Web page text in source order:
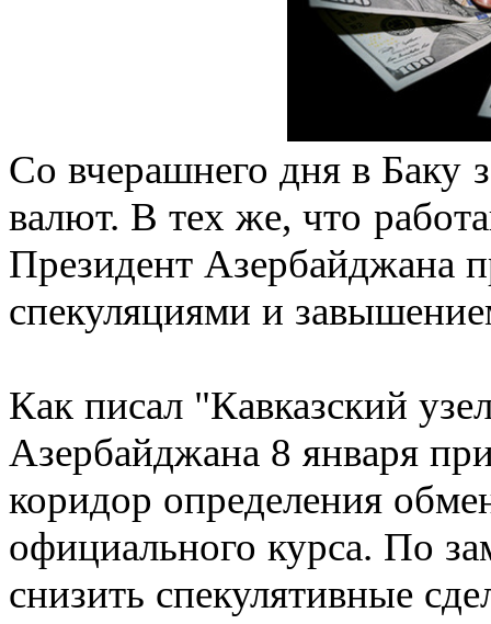
Со вчерашнего дня в Баку
валют. В тех же, что
Президент Азербайджана
спекуляциями и
Как писал "Кавказский
Азербайджана 8 января
коридор определения
официального курса. По
снизить спекулятивные